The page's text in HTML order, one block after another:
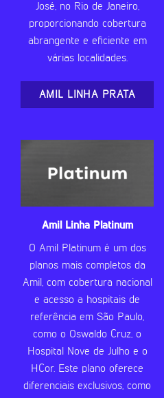
José, no Rio de Janeiro,
proporcionando cobertura
abrangente e eficiente em
várias localidades.
AMIL LINHA PRATA
Amil Linha Platinum
O Amil Platinum é um dos
planos mais completos da
Amil, com cobertura nacional
e acesso a hospitais de
referência em São Paulo,
como o Oswaldo Cruz, o
Hospital Nove de Julho e o
HCor. Este plano oferece
diferenciais exclusivos, como